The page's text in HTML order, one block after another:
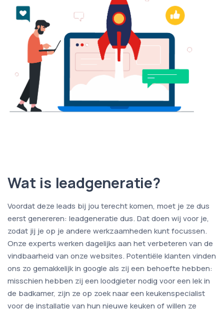
Wat is leadgeneratie?
Voordat deze leads bij jou terecht komen, moet je ze dus
eerst genereren: leadgeneratie dus. Dat doen wij voor je,
zodat jij je op je andere werkzaamheden kunt focussen.
Onze experts werken dagelijks aan het verbeteren van de
vindbaarheid van onze websites. Potentiële klanten vinden
ons zo gemakkelijk in google als zij een behoefte hebben:
misschien hebben zij een loodgieter nodig voor een lek in
de badkamer, zijn ze op zoek naar een keukenspecialist
voor de installatie van hun nieuwe keuken of willen ze